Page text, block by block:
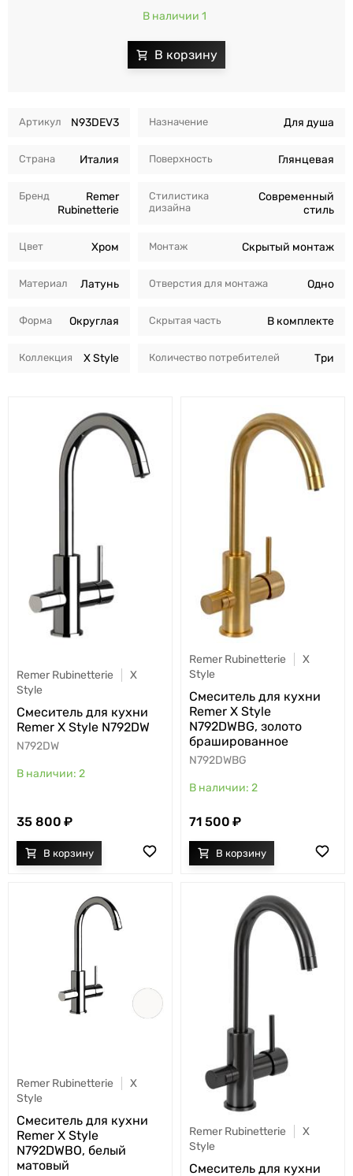
Артикул N93DEV3
Страна Италия
Бренд
Remer
Rubinetterie
Цвет Хром
Материал Латунь
Форма Округлая
Коллекция X Style
Назначение Для душа
Поверхность Глянцевая
Стилистика
дизайна
Современный
стиль
Монтаж Скрытый монтаж
Отверстия для монтажа Одно
Скрытая часть В комплекте
Количество потребителей Три
В наличии 1
Remer Rubinetterie
X
Style
Cмеситель для кухни
Remer X Style N792DW
N792DW
2
35 800
Remer Rubinetterie
X
Style
Cмеситель для кухни
Remer X Style
N792DWBG, золото
брашированное
N792DWBG
2
71 500
Remer Rubinetterie
X
Style
Cмеситель для кухни
Remer X Style
N792DWBO, белый
матовый
Remer Rubinetterie
X
Style
Cмеситель для кухни